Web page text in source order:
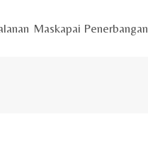
Maskapai Penerbangan